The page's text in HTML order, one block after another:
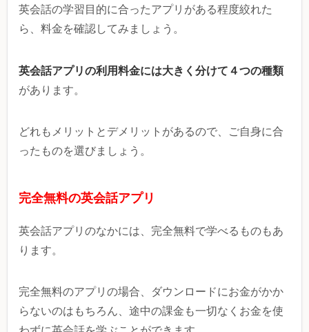
英会話の学習目的に合ったアプリがある程度絞れた
ら、料金を確認してみましょう。
英会話アプリの利用料金には大きく分けて４つの種類
があります。
どれもメリットとデメリットがあるので、ご自身に合
ったものを選びましょう。
完全無料の英会話アプリ
英会話アプリのなかには、完全無料で学べるものもあ
ります。
完全無料のアプリの場合、ダウンロードにお金がかか
らないのはもちろん、途中の課金も一切なくお金を使